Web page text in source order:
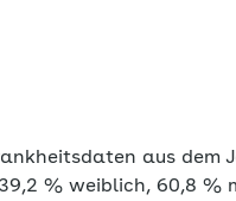
aus dem
% weiblich, 60,8 %